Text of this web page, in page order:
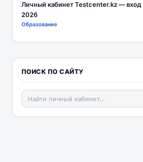
Личный кабинет Testcenter.kz — вход
2026
Образование
ПОИСК ПО САЙТУ